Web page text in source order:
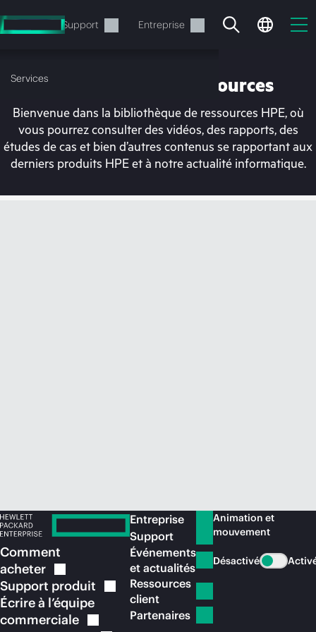
au
contenu
Support Entreprise
Services
Votre panier est
Bibliothèque de ressources
Bienvenue dans la bibliothèque de ressources HPE, où
vous pourrez consulter des vidéos, des rapports, des
études de cas et bien d’autres contenus se rapportant aux
derniers produits HPE et à notre actualité informatique.
Comment
acheter
Support produit
Écrire à l’équipe
commerciale
Entreprise
Support
Événements
et actualités
Ressources
client
Partenaires
Animation et
mouvement
Désactivé